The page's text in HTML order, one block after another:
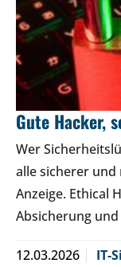
Gute Hacker,
Wer
alle sicherer
Anzeige. Ethical
Absicherung
12.03.2026 IT-